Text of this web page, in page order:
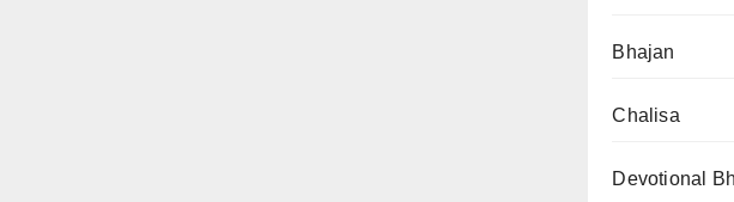
Bhajan
Chalisa
Devotional